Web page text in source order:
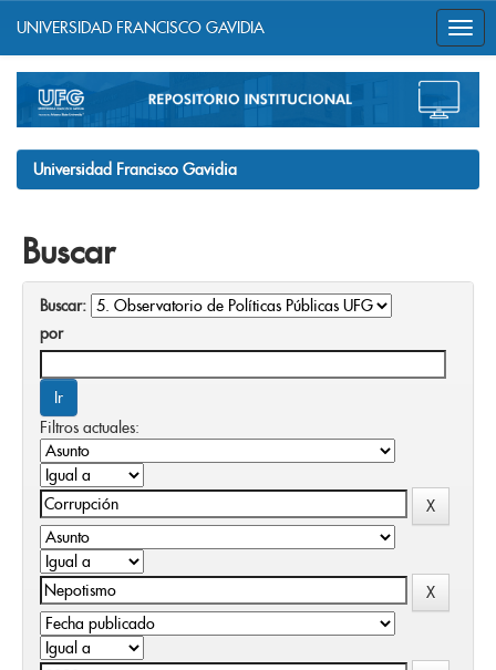
navigation
UNIVERSIDAD FRANCISCO GAVIDIA
Universidad Francisco Gavidia
Buscar
Buscar:
por
Filtros actuales: